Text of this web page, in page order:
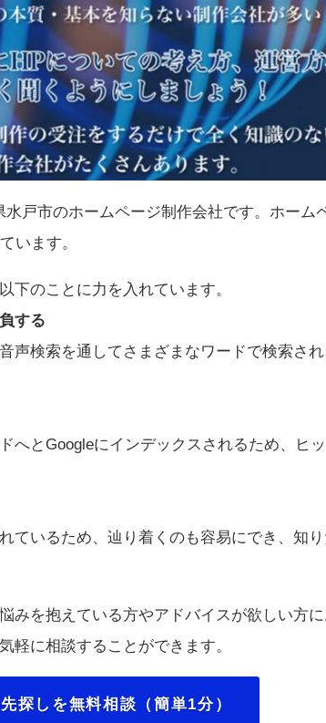
戸市のホームページ制作会社です。ホーム
います。
下のことに力を入れています。
する
検索を通してさまざまなワードで検索さ
とGoogleにインデックスされるため、ヒ
いるため、辿り着くのも容易にでき、知
みを抱えている方やアドバイスが欲しい方
軽に相談することができます。
探しを無料相談（簡単1分）